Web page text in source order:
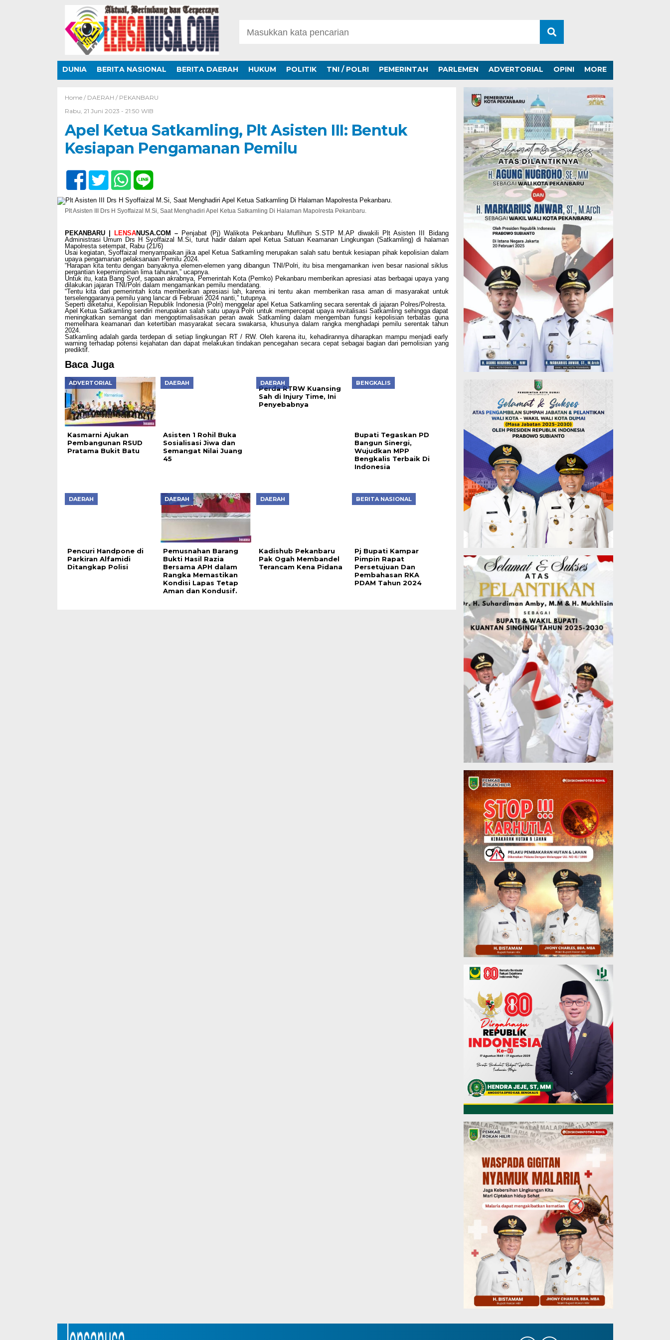
DUNIA BERITA NASIONAL BERITA DAERAH HUKUM POLITIK TNI / POLRI PEMERINTAH PARLEMEN ADVERTORIAL OPINI MORE
Home / DAERAH / PEKANBARU
Rabu, 21 Juni 2023 - 21:50 WIB
Apel Ketua Satkamling, Plt Asisten III: Bentuk
Kesiapan Pengamanan Pemilu
Plt Asisten III Drs H Syoffaizal M.Si, Saat Menghadiri Apel Ketua Satkamling Di Halaman Mapolresta Pekanbaru.
PEKANBARU | LENSANUSA.COM – Penjabat (Pj) Walikota Pekanbaru Muflihun S.STP M.AP diwakili Plt Asisten III Bidang
Administrasi Umum Drs H Syoffaizal M.Si, turut hadir dalam apel Ketua Satuan Keamanan Lingkungan (Satkamling) di halaman
Mapolresta setempat, Rabu (21/6)
Usai kegiatan, Syoffaizal menyampaikan jika apel Ketua Satkamling merupakan salah satu bentuk kesiapan pihak kepolisian dalam
upaya pengamanan pelaksanaan Pemilu 2024.
“Harapan kita tentu dengan banyaknya elemen-elemen yang dibangun TNI/Polri, itu bisa mengamankan iven besar nasional siklus
pergantian kepemimpinan lima tahunan,” ucapnya.
Untuk itu, kata Bang Syof, sapaan akrabnya, Pemerintah Kota (Pemko) Pekanbaru memberikan apresiasi atas berbagai upaya yang
dilakukan jajaran TNI/Polri dalam mengamankan pemilu mendatang.
“Tentu kita dari pemerintah kota memberikan apresiasi lah, karena ini tentu akan memberikan rasa aman di masyarakat untuk
terselenggaranya pemilu yang lancar di Februari 2024 nanti,” tutupnya.
Seperti diketahui, Kepolisian Republik Indonesia (Polri) menggelar apel Ketua Satkamling secara serentak di jajaran Polres/Polresta.
Apel Ketua Satkamling sendiri merupakan salah satu upaya Polri untuk mempercepat upaya revitalisasi Satkamling sehingga dapat
meningkatkan semangat dan mengoptimalisasikan peran awak Satkamling dalam mengemban fungsi kepolisian terbatas guna
memelihara keamanan dan ketertiban masyarakat secara swakarsa, khusunya dalam rangka menghadapi pemilu serentak tahun
2024.
Satkamling adalah garda terdepan di setiap lingkungan RT / RW. Oleh karena itu, kehadirannya diharapkan mampu menjadi early
warning terhadap potensi kejahatan dan dapat melakukan tindakan pencegahan secara cepat sebagai bagian dari pemolisian yang
prediktif.
Baca Juga
ADVERTORIAL
Kasmarni Ajukan
Pembangunan RSUD
Pratama Bukit Batu
DAERAH
Asisten 1 Rohil Buka
Sosialisasi Jiwa dan
Semangat Nilai Juang
45
DAERAH
Perda RTRW Kuansing
Sah di Injury Time, Ini
Penyebabnya
BENGKALIS
Bupati Tegaskan PD
Bangun Sinergi,
Wujudkan MPP
Bengkalis Terbaik Di
Indonesia
DAERAH
Pencuri Handpone di
Parkiran Alfamidi
Ditangkap Polisi
DAERAH
Pemusnahan Barang
Bukti Hasil Razia
Bersama APH dalam
Rangka Memastikan
Kondisi Lapas Tetap
Aman dan Kondusif.
DAERAH
Kadishub Pekanbaru
BERITA NASIONAL
Pj Bupati Kampar
Pimpin Rapat
Persetujuan Dan
Pembahasan RKA
PDAM Tahun 2024